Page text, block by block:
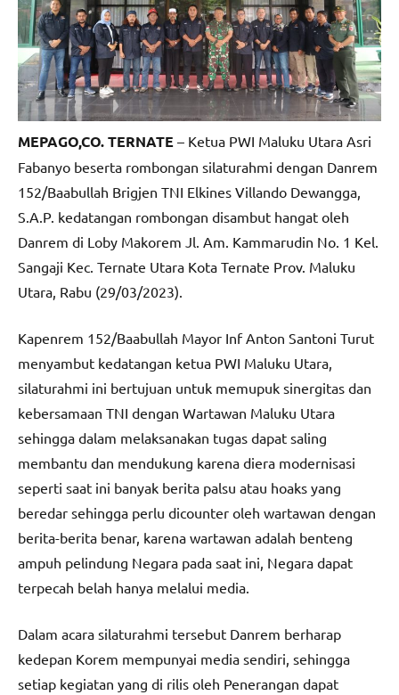
MEPAGO,CO. TERNATE – Ketua PWI Maluku Utara Asri
Fabanyo beserta rombongan silaturahmi dengan Danrem
152/Baabullah Brigjen TNI Elkines Villando Dewangga,
S.A.P. kedatangan rombongan disambut hangat oleh
Danrem di Loby Makorem Jl. Am. Kammarudin No. 1 Kel.
Sangaji Kec. Ternate Utara Kota Ternate Prov. Maluku
Utara, Rabu (29/03/2023).
Kapenrem 152/Baabullah Mayor Inf Anton Santoni Turut
menyambut kedatangan ketua PWI Maluku Utara,
silaturahmi ini bertujuan untuk memupuk sinergitas dan
kebersamaan TNI dengan Wartawan Maluku Utara
sehingga dalam melaksanakan tugas dapat saling
membantu dan mendukung karena diera modernisasi
seperti saat ini banyak berita palsu atau hoaks yang
beredar sehingga perlu dicounter oleh wartawan dengan
berita-berita benar, karena wartawan adalah benteng
ampuh pelindung Negara pada saat ini, Negara dapat
terpecah belah hanya melalui media.
Dalam acara silaturahmi tersebut Danrem berharap
kedepan Korem mempunyai media sendiri, sehingga
setiap kegiatan yang di rilis oleh Penerangan dapat